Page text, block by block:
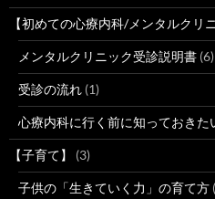
【初めての心療内科/メンタルクリ
メンタルクリニック受診説明書 (6)
受診の流れ (1)
心療内科に行く前に知っておきた
【子育て】 (3)
子供の「生きていく力」の育て方